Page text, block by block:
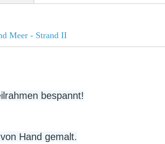
Meer - Strand II
bespannt!
Hand gemalt.